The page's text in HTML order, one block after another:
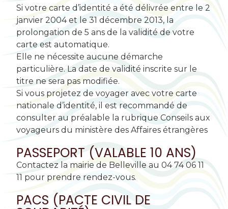
Si votre carte d’identité a été délivrée entre le 2
janvier 2004 et le 31 décembre 2013, la
prolongation de 5 ans de la validité de votre
carte est automatique.
Elle ne nécessite aucune démarche
particulière. La date de validité inscrite sur le
titre ne sera pas modifiée.
Si vous projetez de voyager avec votre carte
nationale d’identité, il est recommandé de
consulter au préalable la rubrique Conseils aux
voyageurs du ministère des Affaires étrangères
PASSEPORT (VALABLE 10 ANS)
Contactez la mairie de Belleville au 04 74 06 11
11 pour prendre rendez-vous.
PACS (PACTE CIVIL DE